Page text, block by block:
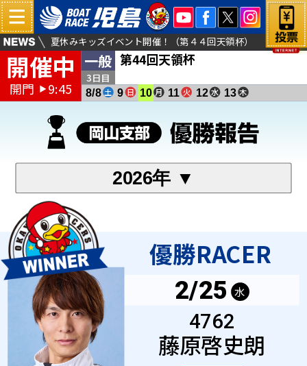
開催中
開門 ▶9:45
一般 第44回天領杯
3日目
8/8 土 9 日 10 月 11 火 12 水 13 木
薄暮（サマータイム）レース実施について
倉敷児島塩結びカフェよりお得な商品販売のお知らせ
夏休みキッズイベント開催！（第４４回天領杯）
2026年 ▼
優勝RACER
2/25 水
4762
藤原啓史朗